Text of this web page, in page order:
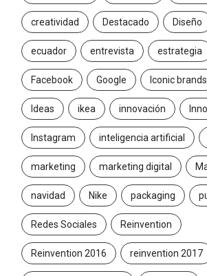
creatividad Destacado Diseño
ecuador entrevista estrategia
Facebook Google Iconic brands
Ideas ikea innovación
Instagram inteligencia artificial
marketing marketing digital
navidad Nike packaging
Redes Sociales Reinvention
Reinvention 2016 reinvention 2017